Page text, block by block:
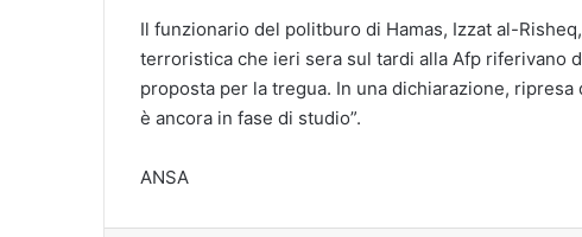
Il funzionario del politburo di Hamas, Izzat al-
terroristica che ieri sera sul tardi alla Afp riferivano
proposta per la tregua. In una dichiarazione,
è ancora in fase di studio”.
ANSA